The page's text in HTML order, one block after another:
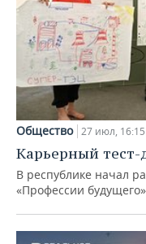
Общество 27 июл, 16:15
Карьерный
В республике начал
«Профессии будущего»